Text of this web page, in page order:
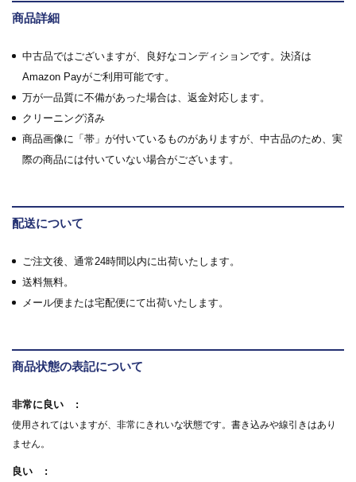
商品詳細
中古品ではございますが、良好なコンディションです。決済は
Amazon Payがご利用可能です。
万が一品質に不備があった場合は、返金対応します。
クリーニング済み
商品画像に「帯」が付いているものがありますが、中古品のため、実
際の商品には付いていない場合がございます。
配送について
ご注文後、通常24時間以内に出荷いたします。
送料無料。
メール便または宅配便にて出荷いたします。
商品状態の表記について
非常に良い
使用されてはいますが、非常にきれいな状態です。書き込みや線引きはあり
ません。
良い